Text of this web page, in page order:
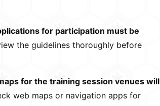
for participation must be
the guidelines thoroughly before
for the training session venues will
web maps or navigation apps for